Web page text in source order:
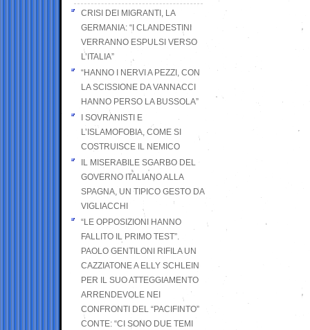
CRISI DEI MIGRANTI, LA
GERMANIA: “I CLANDESTINI
VERRANNO ESPULSI VERSO
L’ITALIA”
“HANNO I NERVI A PEZZI, CON
LA SCISSIONE DA VANNACCI
HANNO PERSO LA BUSSOLA”
I SOVRANISTI E
L’ISLAMOFOBIA, COME SI
COSTRUISCE IL NEMICO
IL MISERABILE SGARBO DEL
GOVERNO ITALIANO ALLA
SPAGNA, UN TIPICO GESTO DA
VIGLIACCHI
“LE OPPOSIZIONI HANNO
FALLITO IL PRIMO TEST”.
PAOLO GENTILONI RIFILA UN
CAZZIATONE A ELLY SCHLEIN
PER IL SUO ATTEGGIAMENTO
ARRENDEVOLE NEI
CONFRONTI DEL “PACIFINTO”
CONTE: “CI SONO DUE TEMI